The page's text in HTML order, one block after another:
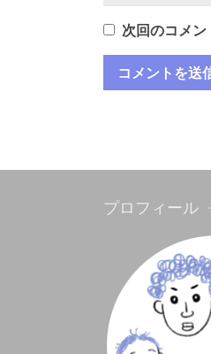
次回のコメン
プロフィール